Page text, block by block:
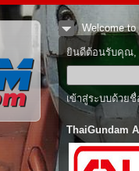
Welcome to
ยินดีต้อนรับคุณ,
เข้าสู่ระบบด้วย
ThaiGundam